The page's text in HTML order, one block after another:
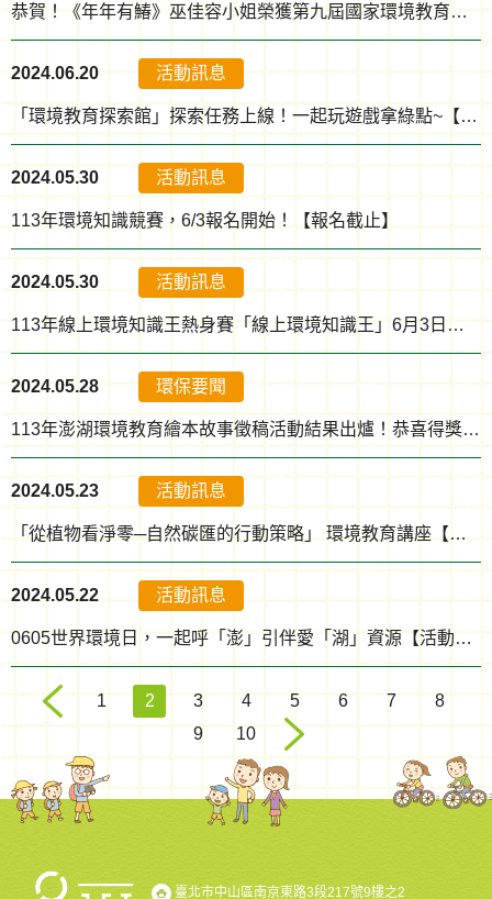
恭賀！《年年有鰆》巫佳容小姐榮獲第九屆國家環境教育獎個人組優等獎
2024.06.20 活動訊息
「環境教育探索館」探索任務上線！一起玩遊戲拿綠點~【第三階段 9/23 15:00 ~ 10/7 15:00】
2024.05.30 活動訊息
113年環境知識競賽，6/3報名開始！【報名截止】
2024.05.30 活動訊息
113年線上環境知識王熱身賽「線上環境知識王」6月3日開跑!!
2024.05.28 環保要聞
113年澎湖環境教育繪本故事徵稿活動結果出爐！恭喜得獎者~
2024.05.23 活動訊息
「從植物看淨零─自然碳匯的行動策略」 環境教育講座【活動結束】
2024.05.22 活動訊息
0605世界環境日，一起呼「澎」引伴愛「湖」資源【活動結束】
1 2 3 4 5 6 7
8
9
10
臺北市中山區南京東路3段217號9樓之2